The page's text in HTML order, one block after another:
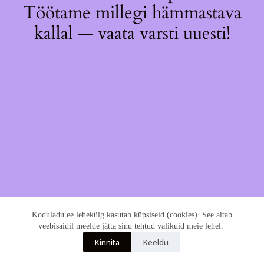
Koduladu.ee lehekülg kasutab küpsiseid (cookies). See aitab
veebisaidil meelde jätta sinu tehtud valikuid meie lehel.
Kinnita Keeldu
Töötame millegi hämmastava
kallal — vaata varsti uuesti!